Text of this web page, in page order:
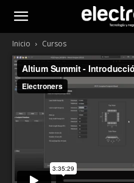
Inicio Cursos